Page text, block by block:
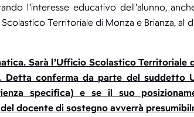
l’interesse educativo dell’alunno,
Territoriale di Monza e Brianza, al
Sarà l’Ufficio Scolastico Territoriale
conferma da parte del suddetto
specifica) e se il suo
docente di sostegno avverrà